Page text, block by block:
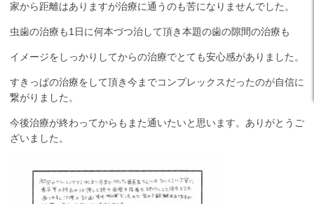
家から距離はありますが治療に通うのも苦になりませんでした。
虫歯の治療も1日に何本づつ治して頂き本題の歯の隙間の治療も
イメージをしっかりしてからの治療でとても安心感がありました。
すきっぱの治療をして頂き今までコンプレックスだったのが自信に
繋がりました。
今後治療が終わってからもまた通いたいと思います。ありがとうご
ざいました。